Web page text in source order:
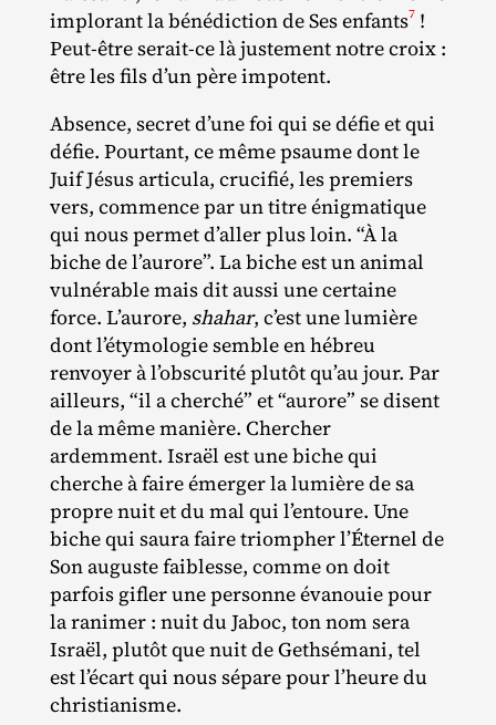
implorant la bénédiction de Ses enfants7!
Peut‐​être serait‐​ce là justement notre croix :
être les fils d’un père impotent.
Absence, secret d’une foi qui se défie et qui
défie. Pourtant, ce même psaume dont le
Juif Jésus articula, crucifié, les premiers
vers, commence par un titre énigmatique
qui nous permet d’aller plus loin. “À la
biche de l’aurore”. La biche est un animal
vulnérable mais dit aussi une certaine
force. L’aurore, shahar, c’est une lumière
dont l’étymologie semble en hébreu
renvoyer à l’obscurité plutôt qu’au jour. Par
ailleurs, “il a cherché” et “aurore” se disent
de la même manière. Chercher
ardemment. Israël est une biche qui
cherche à faire émerger la lumière de sa
propre nuit et du mal qui l’entoure. Une
biche qui saura faire triompher l’Éternel de
Son auguste faiblesse, comme on doit
parfois gifler une personne évanouie pour
la ranimer : nuit du Jaboc, ton nom sera
Israël, plutôt que nuit de Gethsémani, tel
est l’écart qui nous sépare pour l’heure du
christianisme.